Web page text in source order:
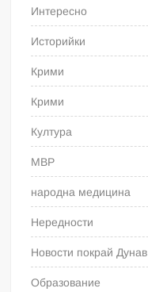
Интересно
Историйки
Крими
Крими
Култура
МВР
народна медицина
Нередности
Новости покрай Дунав
Образование